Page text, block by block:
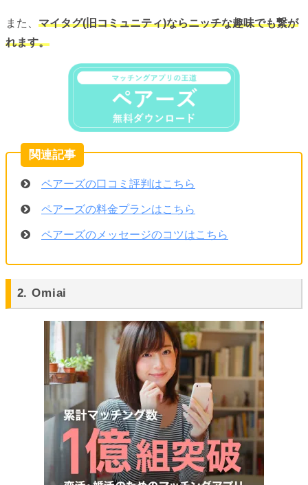
また、 マイタグ(旧コミュニティ)ならニッチな趣味でも繋が
れます。
ペアーズの口コミ評判はこちら
ペアーズの料金プランはこちら
ペアーズのメッセージのコツはこちら
2. Omiai